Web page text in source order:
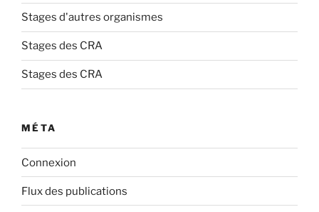
Stages d'autres organismes
Stages des CRA
Stages des CRA
MÉTA
Connexion
Flux des publications